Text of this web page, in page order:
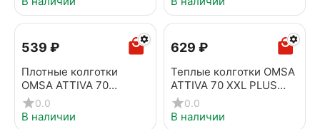
‍539‍ ₽
Плотные колготки
OMSA ATTIVA 70
camoscio
0.0
В наличии
‍629‍ ₽
Теплые колготки OMSA
ATTIVA 70 XXL PLUS
SIZE caramello
0.0
В наличии